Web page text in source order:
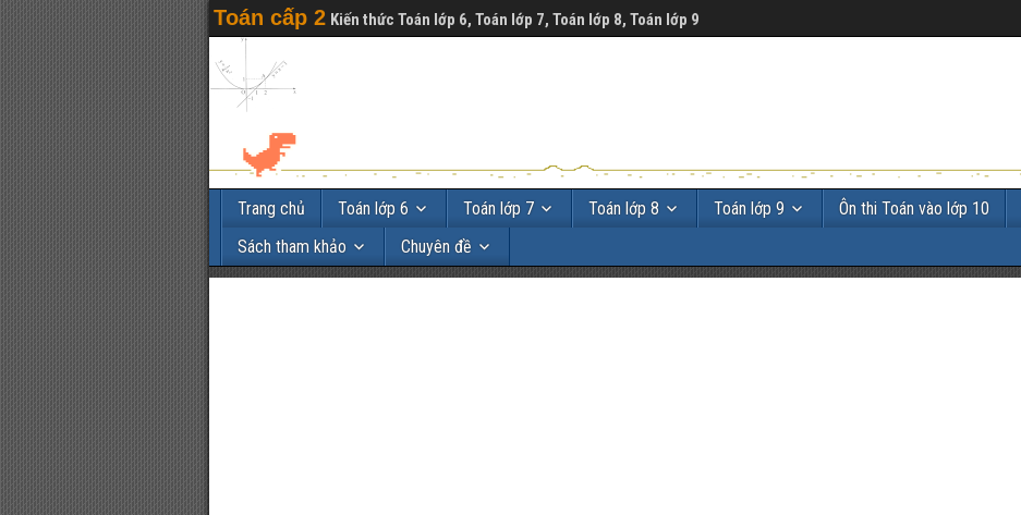
Toán cấp 2 Kiến thức Toán lớp 6, Toán lớp 7, Toán lớp 8, Toán lớp 9
Trang chủ Toán lớp 6 Toán lớp 7 Toán lớp 8 Toán lớp 9 Ôn thi Toán vào lớp 10
Sách tham khảo
Chuyên đề